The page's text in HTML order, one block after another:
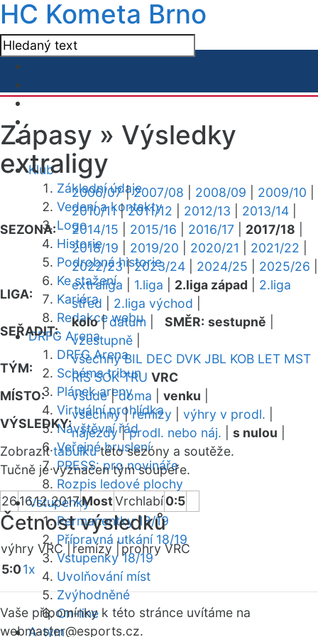
HC Kometa Brno
Klub
Základní údaje
Vedení a kontakty
Logo
Historie
Podrobná historie
Ke stažení
Kariéra
Redakce webu
DRFG Arena
DRFG Arena
Schéma tribun
Plánek areny
Virtuální prohlídka
Návštěvní řád
Veřejné bruslení
PRESS: pro novináře
Rozpis ledové plochy
Vstupenky
Permanentky 18/19
Přípravná utkání 18/19
Vstupenky 18/19
Uvolňování míst
Zvýhodněné
On-line
A-tým
Zápasy » Výsledky
extraligy
SEZONA:
2006/07|2007/08 2008/09 2009/10
2010/11|2011/12 2012/13 2013/14
2014/15
2015/16 2016/17 2017/18
2018/19
2019/20 2020/21 2021/22
2022/23|2023/24 2024/25 2025/26
LIGA:
extraliga 1.liga 2.liga západ
2.liga
střed
2.liga východ
SEŘADIT:
kolo|datum SMĚR: sestupně
vzestupně
TÝM:
všechny BIL DEC DVK JBL KOB LET MST
RIS SOK TRU VRC
MÍSTO:
všude|doma venku
VÝSLEDKY:
všechny|remízy výhry v prodl.
nájezdy|prodl. nebo náj. s nulou
Zobrazittabulkutéto sezóny a soutěže.
Tučně je vyznačen tým soupeře.
2616.12.2017MostVrchlabí0:5
Četnost výsledků
výhry VRC |remízy |prohry VRC
5:01x
Vaše připomínky k této stránce uvítáme na
webmaster@esports.cz.